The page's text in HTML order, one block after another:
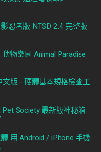
忍者版 NTSD 2.4 完整版
物樂園 Animal Paradise
文版 - 硬體基本規格檢查工
Pet Society 最新版神秘箱
用 Android / iPhone 手機